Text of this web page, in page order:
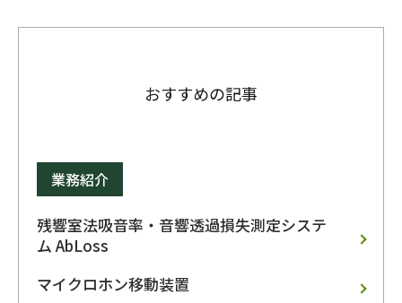
おすすめの記事
業務紹介
残響室法吸音率・音響透過損失測定システ
ム AbLoss
マイクロホン移動装置